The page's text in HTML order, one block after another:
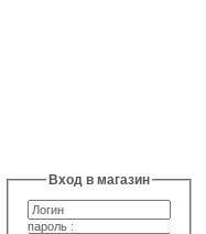
Вход в магазин
пароль :